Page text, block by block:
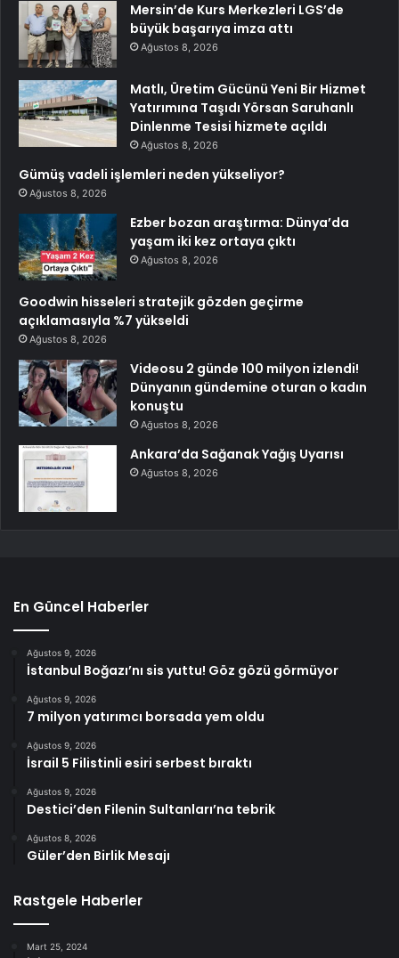
Mersin’de Kurs Merkezleri LGS’de
büyük başarıya imza attı
Ağustos 8, 2026
Matlı, Üretim Gücünü Yeni Bir Hizmet
Yatırımına Taşıdı Yörsan Saruhanlı
Dinlenme Tesisi hizmete açıldı
Ağustos 8, 2026
Gümüş vadeli işlemleri neden yükseliyor?
Ağustos 8, 2026
Ezber bozan araştırma: Dünya’da
yaşam iki kez ortaya çıktı
Ağustos 8, 2026
Goodwin hisseleri stratejik gözden geçirme
açıklamasıyla %7 yükseldi
Ağustos 8, 2026
Videosu 2 günde 100 milyon izlendi!
Dünyanın gündemine oturan o kadın
konuştu
Ağustos 8, 2026
Ankara’da Sağanak Yağış Uyarısı
Ağustos 8, 2026
En Güncel Haberler
Ağustos 9, 2026
İstanbul Boğazı’nı sis yuttu! Göz gözü görmüyor
Ağustos 9, 2026
7 milyon yatırımcı borsada yem oldu
Ağustos 9, 2026
İsrail 5 Filistinli esiri serbest bıraktı
Ağustos 9, 2026
Destici’den Filenin Sultanları’na tebrik
Ağustos 8, 2026
Güler’den Birlik Mesajı
Rastgele Haberler
Mart 25, 2024